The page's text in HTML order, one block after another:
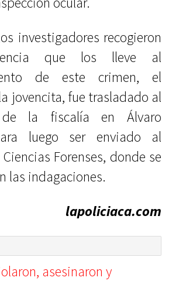
investigadores recogieron
que los lleve al
de este crimen, el
jovencita, fue trasladado al
la fiscalía en Álvaro
luego ser enviado al
Forenses, donde se
las indagaciones.
lapoliciaca.com
asesinaron y